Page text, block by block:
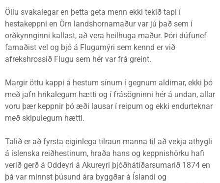
Öllu svakalegar en þetta geta menn ekki tekið tapi í
hestakeppni en Örn landshornamaður var jú það sem í
orðkynnginni kallast, að vera heilhuga maður. Þóri dúfunef
farnaðist vel og bjó á Flugumýri sem kennd er við
afrekshrossið Flugu sem hér var frá greint.
Margir öttu kappi á hestum sínum í gegnum aldirnar, ekki þó
með jafn hrikalegum hætti og í frásögninni hér á undan, allar
voru þær keppnir þó æði lausar í reipum og ekki endurteknar
með skipulegum hætti.
Talið er að fyrsta eiginlega tilraun manna til að vekja athygli
á íslenska reiðhestinum, hraða hans og keppnishörku hafi
verið gerð á Oddeyri á Akureyri þjóðhátíðarsumarið 1874 en
þá var minnst þúsund ára byggðar á Íslandi og